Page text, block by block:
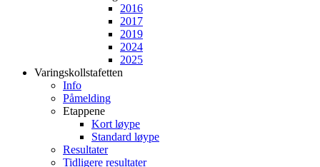
2016
2017
2019
2024
2025
Varingskollstafetten
Info
Påmelding
Etappene
Kort løype
Standard løype
Resultater
Tidligere resultater